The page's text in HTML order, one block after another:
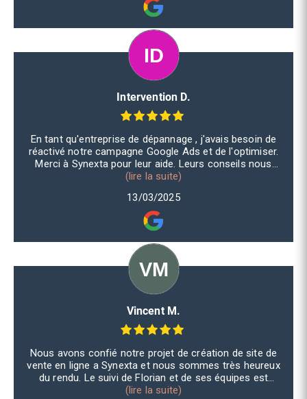
Intervention D.
En tant qu'entreprise de dépannage , j'avais besoin de
réactivé notre campagne Google Ads et de l'optimiser.
Merci à Synexta pour leur aide. Leurs conseils nous
permettent de gérer notre campagne en toute autonomie
(lire la suite)
13/03/2025
Vincent M.
Nous avons confié notre projet de création de site de
vente en ligne a Synexta et nous sommes très heureux
du rendu. Le suivi de Florian et de ses équipes est
exceptionnel, souple et pédagogique.
(lire la suite)